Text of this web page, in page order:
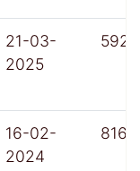
21-03-
2025
592
16-02-
2024
816